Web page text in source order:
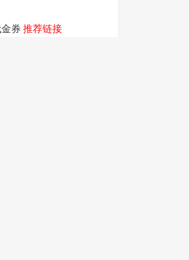
金券推荐链接